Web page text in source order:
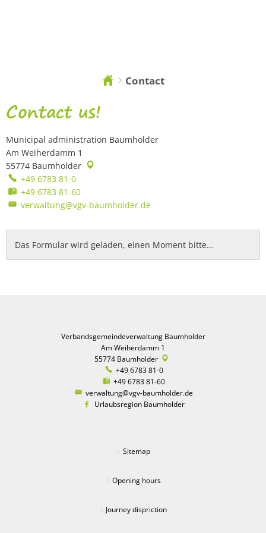
You
Contact
Contact
Contact us!
Municipal administration Baumholder
Am Weiherdamm 1
55774 Baumholder
+49 6783 81-0
+49 6783 81-60
verwaltung@vgv-baumholder.de
Das Formular wird geladen, einen Moment bitte…
Verbandsgemeindeverwaltung Baumholder
Am Weiherdamm 1
55774 Baumholder
+49 6783 81-0
+49 6783 81-60
verwaltung@vgv-baumholder.de
Urlaubsregion Baumholder
Sitemap
Opening hours
Journey dispriction